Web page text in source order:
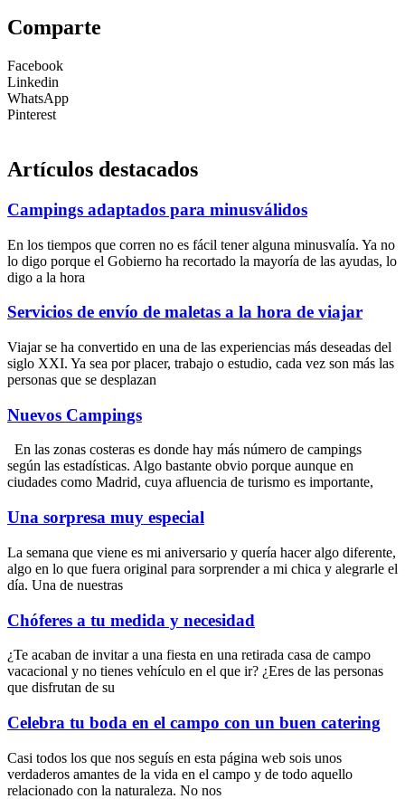
Comparte
Facebook
Linkedin
WhatsApp
Pinterest
Artículos destacados
Campings adaptados para minusválidos
En los tiempos que corren no es fácil tener alguna minusvalía. Ya no
lo digo porque el Gobierno ha recortado la mayoría de las ayudas, lo
digo a la hora
Servicios de envío de maletas a la hora de viajar
Viajar se ha convertido en una de las experiencias más deseadas del
siglo XXI. Ya sea por placer, trabajo o estudio, cada vez son más las
personas que se desplazan
Nuevos Campings
En las zonas costeras es donde hay más número de campings
según las estadísticas. Algo bastante obvio porque aunque en
ciudades como Madrid, cuya afluencia de turismo es importante,
Una sorpresa muy especial
La semana que viene es mi aniversario y quería hacer algo diferente,
algo en lo que fuera original para sorprender a mi chica y alegrarle el
día. Una de nuestras
Chóferes a tu medida y necesidad
¿Te acaban de invitar a una fiesta en una retirada casa de campo
vacacional y no tienes vehículo en el que ir? ¿Eres de las personas
que disfrutan de su
Celebra tu boda en el campo con un buen catering
Casi todos los que nos seguís en esta página web sois unos
verdaderos amantes de la vida en el campo y de todo aquello
relacionado con la naturaleza. No nos